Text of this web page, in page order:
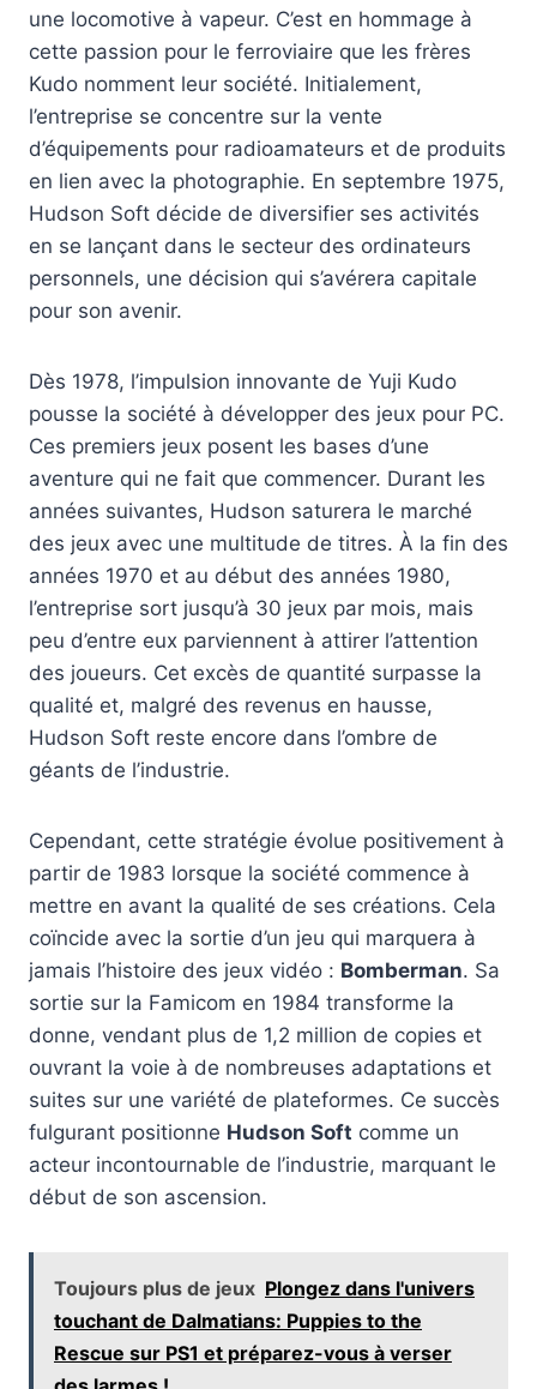
une locomotive à vapeur. C’est en hommage à
cette passion pour le ferroviaire que les frères
Kudo nomment leur société. Initialement,
l’entreprise se concentre sur la vente
d’équipements pour radioamateurs et de produits
en lien avec la photographie. En septembre 1975,
Hudson Soft décide de diversifier ses activités
en se lançant dans le secteur des ordinateurs
personnels, une décision qui s’avérera capitale
pour son avenir.
Dès 1978, l’impulsion innovante de Yuji Kudo
pousse la société à développer des jeux pour PC.
Ces premiers jeux posent les bases d’une
aventure qui ne fait que commencer. Durant les
années suivantes, Hudson saturera le marché
des jeux avec une multitude de titres. À la fin des
années 1970 et au début des années 1980,
l’entreprise sort jusqu’à 30 jeux par mois, mais
peu d’entre eux parviennent à attirer l’attention
des joueurs. Cet excès de quantité surpasse la
qualité et, malgré des revenus en hausse,
Hudson Soft reste encore dans l’ombre de
géants de l’industrie.
Cependant, cette stratégie évolue positivement à
partir de 1983 lorsque la société commence à
mettre en avant la qualité de ses créations. Cela
coïncide avec la sortie d’un jeu qui marquera à
jamais l’histoire des jeux vidéo : Bomberman. Sa
sortie sur la Famicom en 1984 transforme la
donne, vendant plus de 1,2 million de copies et
ouvrant la voie à de nombreuses adaptations et
suites sur une variété de plateformes. Ce succès
fulgurant positionne Hudson Soft comme un
acteur incontournable de l’industrie, marquant le
début de son ascension.
Toujours plus de jeux Plongez dans l'univers
touchant de Dalmatians: Puppies to the
Rescue sur PS1 et préparez-vous à verser